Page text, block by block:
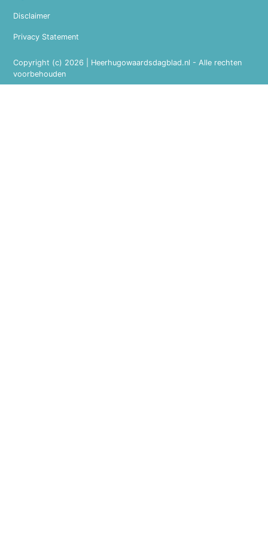
Copyright (c) 2026 | Heerhugowaardsdagblad.nl - Alle rechten
voorbehouden
Disclaimer
Privacy Statement